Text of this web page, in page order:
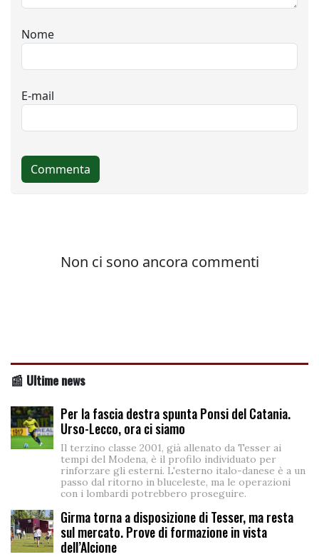
📰 Ultime news
Per la fascia destra spunta Ponsi del Catania.
Urso-Lecco, ora ci siamo
Il terzino classe 2001, già allenato da Tesser ai
tempi del Modena, è il profilo individuato per
rinforzare gli esterni. L'esterno italo-danese è a un
passo dal ritorno in bluceleste, ma le operazioni
con i lombardi potrebbero proseguire.
Girma torna a disposizione di Tesser, ma resta
sul mercato. Prove di formazione in vista
dell’Alcione